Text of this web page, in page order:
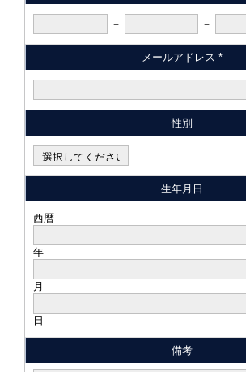
－ －
メールアドレス *
性別
生年月日
西暦
年
月
日
備考